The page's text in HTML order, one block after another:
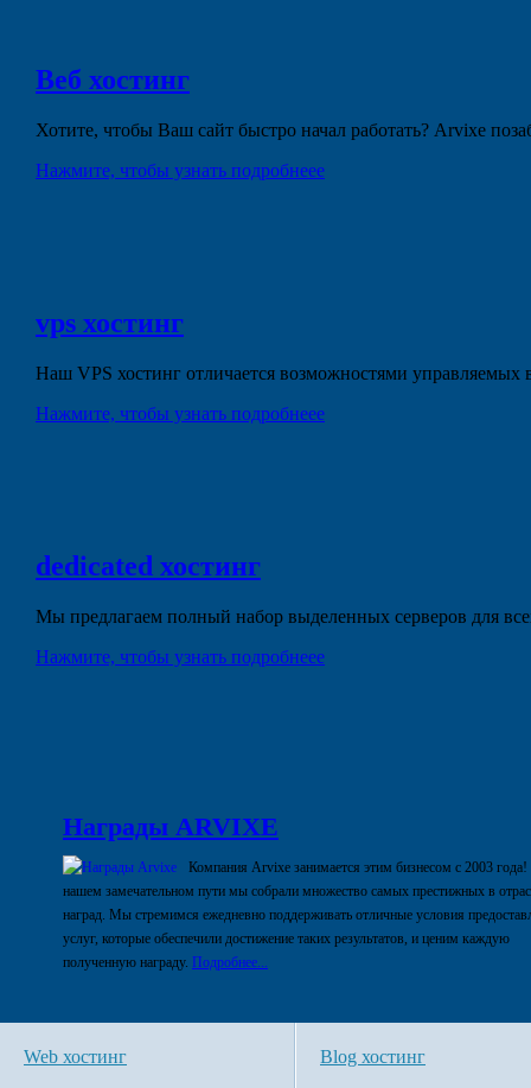
Веб хостинг
Хотите, чтобы Ваш сайт быстро начал работать? Arvixe
Нажмите, чтобы узнать подробнеее
vps хостинг
Наш VPS хостинг отличается возможностями
Нажмите, чтобы узнать подробнеее
dedicated хостинг
Мы предлагаем полный набор выделенных серверов для
Нажмите, чтобы узнать подробнеее
Награды ARVIXE
Компания Arvixe занимается этим бизнесом с 2003
нашем замечательном пути мы собрали множество самых престижных в
наград. Мы стремимся ежедневно поддерживать отличные условия
услуг, которые обеспечили достижение таких результатов, и ценим каждую
полученную награду. Подробнее...
Web хостинг Blog хостинг